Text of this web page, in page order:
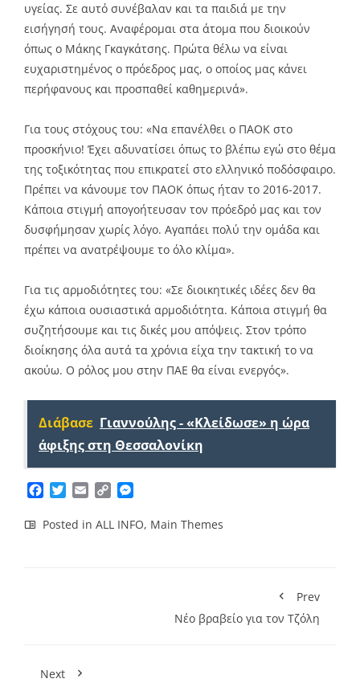
υγείας. Σε αυτό συνέβαλαν και τα παιδιά με την
εισήγησή τους. Αναφέρομαι στα άτομα που διοικούν
όπως ο Μάκης Γκαγκάτσης. Πρώτα θέλω να είναι
ευχαριστημένος ο πρόεδρος μας, ο οποίος μας κάνει
περήφανους και προσπαθεί καθημερινά».
Για τους στόχους του: «Να επανέλθει ο ΠΑΟΚ στο
προσκήνιο! Έχει αδυνατίσει όπως το βλέπω εγώ στο θέμα
της τοξικότητας που επικρατεί στο ελληνικό ποδόσφαιρο.
Πρέπει να κάνουμε τον ΠΑΟΚ όπως ήταν το 2016-2017.
Κάποια στιγμή απογοήτευσαν τον πρόεδρό μας και τον
δυσφήμησαν χωρίς λόγο. Αγαπάει πολύ την ομάδα και
πρέπει να ανατρέψουμε το όλο κλίμα».
Για τις αρμοδιότητες του: «Σε διοικητικές ιδέες δεν θα
έχω κάποια ουσιαστικά αρμοδιότητα. Κάποια στιγμή θα
συζητήσουμε και τις δικές μου απόψεις. Στον τρόπο
διοίκησης όλα αυτά τα χρόνια είχα την τακτική το να
ακούω. Ο ρόλος μου στην ΠΑΕ θα είναι ενεργός».
Διάβασε Γιαννούλης - «Κλείδωσε» η ώρα
άφιξης στη Θεσσαλονίκη
Facebook
TwitterEmailCopy
Posted in ALL INFO, Main Themes
Prev
Νέο βραβείο για τον Τζόλη
Next